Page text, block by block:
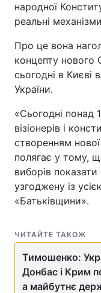
народної
реальні
Про це вона
концепту нового
сьогодні в Києві
України.
«Сьогодні понад
візіонерів і
створенням
полягає у тому,
виборів
узгоджену із
«Батьківщини».
ЧИТАЙТЕ ТАКОЖ
Тимошенко:
Донбас і Крим
а майбутнє